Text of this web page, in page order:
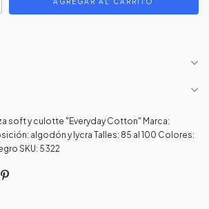
soft y culotte "Everyday Cotton" Marca:
algodón y lycra Talles: 85 al 100 Colores:
SKU: 5322